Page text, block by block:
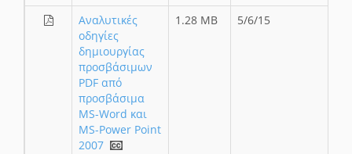
Αναλυτικές
οδηγίες
δημιουργίας
προσβάσιμων
PDF από
προσβάσιμα
MS-Word και
MS-Power Point
2007
1.28 MB 5/6/15